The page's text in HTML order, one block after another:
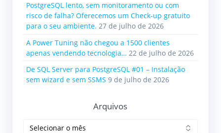
PostgreSQL lento, sem monitoramento ou com
risco de falha? Oferecemos um Check-up gratuito
para o seu ambiente. 27 de julho de 2026
A Power Tuning não chegou a 1500 clientes
apenas vendendo tecnologia… 22 de julho de 2026
De SQL Server para PostgreSQL #01 – Instalação
sem wizard e sem SSMS 9 de julho de 2026
Arquivos